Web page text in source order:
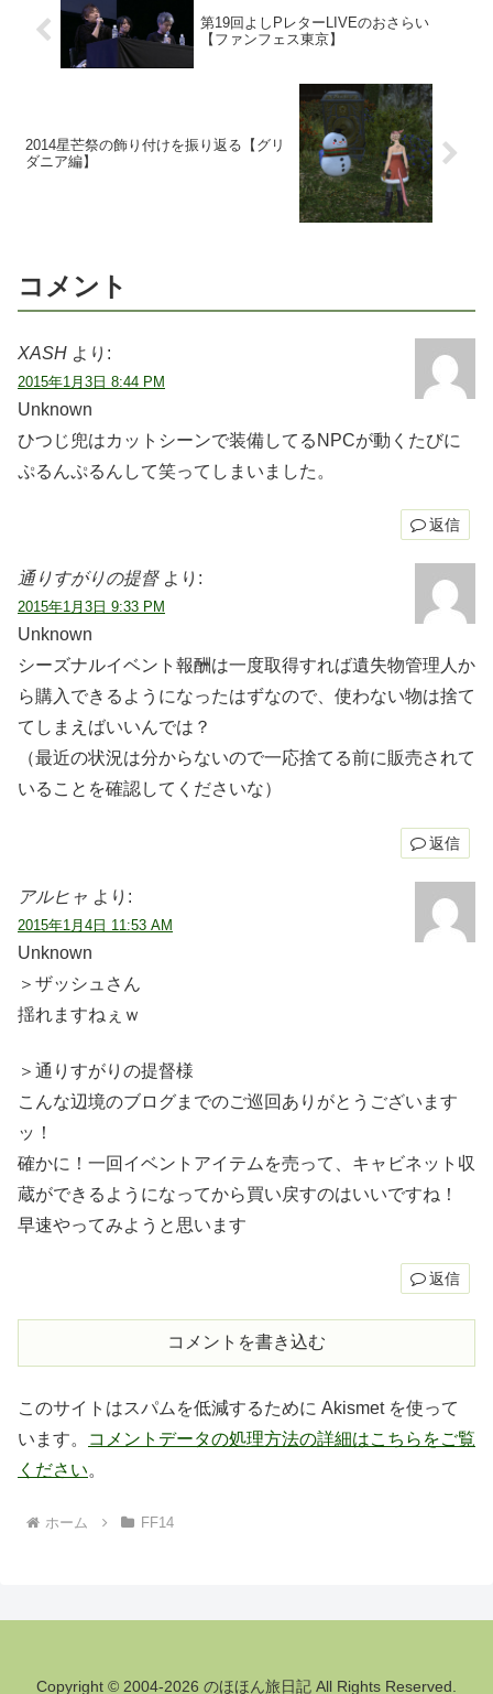
第19回よしPレターLIVEのおさらい
【ファンフェス東京】
2014星芒祭の飾り付けを振り返る【グリ
ダニア編】
コメント
XASH より:
2015年1月3日 8:44 PM
Unknown
ひつじ兜はカットシーンで装備してるNPCが動くたびに
ぷるんぷるんして笑ってしまいました。
返信
通りすがりの提督 より:
2015年1月3日 9:33 PM
Unknown
シーズナルイベント報酬は一度取得すれば遺失物管理人か
ら購入できるようになったはずなので、使わない物は捨て
てしまえばいいんでは？
（最近の状況は分からないので一応捨てる前に販売されて
いることを確認してくださいな）
返信
アルヒャ より:
2015年1月4日 11:53 AM
Unknown
＞ザッシュさん
揺れますねぇｗ
＞通りすがりの提督様
こんな辺境のブログまでのご巡回ありがとうございます
ッ！
確かに！一回イベントアイテムを売って、キャビネット収
蔵ができるようになってから買い戻すのはいいですね！
早速やってみようと思います
返信
コメントを書き込む
このサイトはスパムを低減するために Akismet を使って
います。
コメントデータの処理方法の詳細はこちらをご覧
ください。
ホーム FF14
Copyright © 2004-2026 のほほん旅日記 All Rights Reserved.